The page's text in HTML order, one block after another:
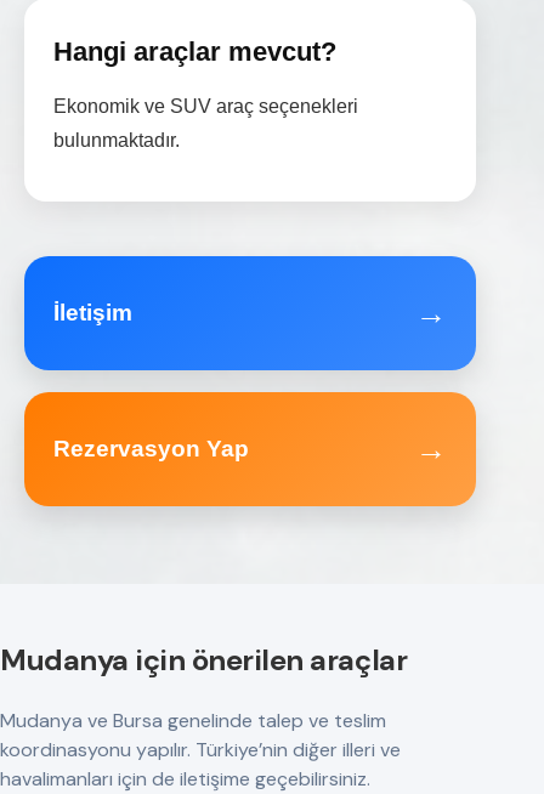
Hangi araçlar mevcut?
Ekonomik ve SUV araç seçenekleri
bulunmaktadır.
İletişim →
Rezervasyon Yap →
Mudanya için önerilen araçlar
Mudanya ve Bursa genelinde talep ve teslim
koordinasyonu yapılır. Türkiye’nin diğer illeri ve
havalimanları için de iletişime geçebilirsiniz.